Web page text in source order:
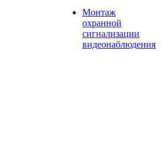
Монтаж
охранной
сигнализации
видеонаблюдения